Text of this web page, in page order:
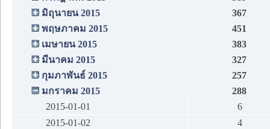
มิถุนายน 2015
367
พฤษภาคม 2015
451
เมษายน 2015
383
มีนาคม 2015
327
กุมภาพันธ์ 2015
257
มกราคม 2015
288
2015-01-01
6
2015-01-02
4